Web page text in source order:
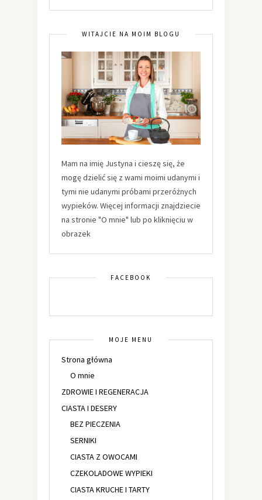
WITAJCIE NA MOIM BLOGU
Mam na imię Justyna i cieszę się, że
mogę dzielić się z wami moimi udanymi i
tymi nie udanymi próbami przeróżnych
wypieków. Więcej informacji znajdziecie
na stronie "O mnie" lub po kliknięciu w
obrazek
FACEBOOK
MOJE MENU
Strona główna
O mnie
ZDROWIE I REGENERACJA
CIASTA I DESERY
BEZ PIECZENIA
SERNIKI
CIASTA Z OWOCAMI
CZEKOLADOWE WYPIEKI
CIASTA KRUCHE I TARTY